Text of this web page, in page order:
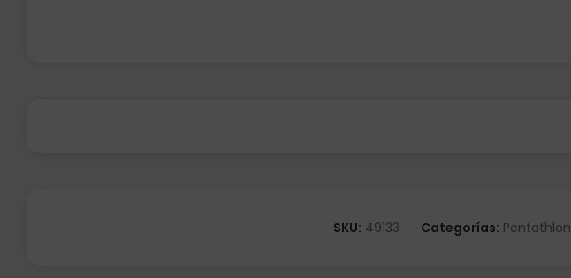
SKU: 49133 Categorías: Pentathlon